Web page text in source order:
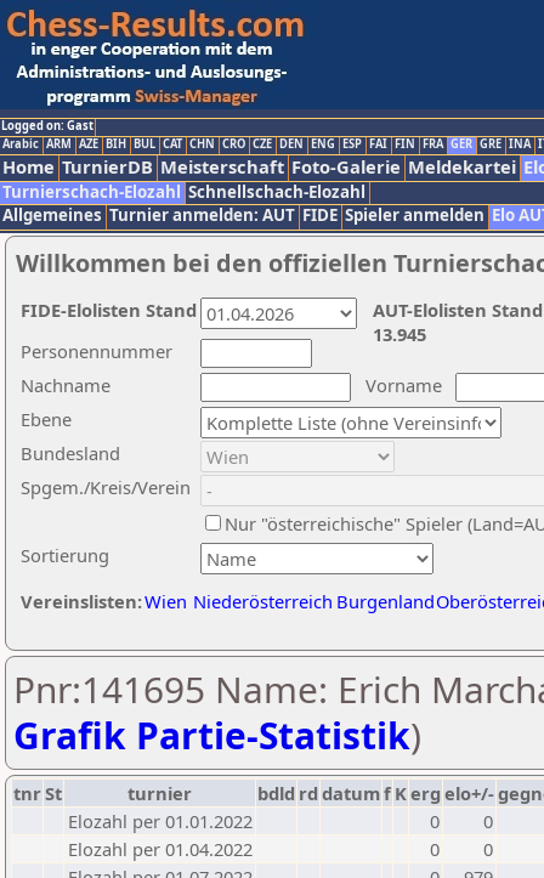
Logged on: Gast
Arabic ARM AZE BIH BUL CAT CHN CRO CZE DEN ENG ESP FAI FIN FRA GER GRE INA
Home TurnierDB Meisterschaft Foto-Galerie Meldekartei
Turnierschach-Elozahl Schnellschach-Elozahl
Allgemeines Turnier anmelden: AUT FIDE Spieler anmelden Elo
Willkommen bei den offiziellen
Nachname
Vorname
Ebene
Sortierung
Personennummer
Bundesland
Spgem./Kreis/Verein
Nur "österreichische" Spieler
Vereinslisten:Wien Niederösterreich Burgenland
AUT-Elolisten
13.945
FIDE-Elolisten Stand
Pnr:141695 Name: Erich
Grafik Partie-Statistik)
tnrSt turnier bdld rd datumf Kerg elo+/-
Elozahl per 01.01.2022
0
0
Elozahl per 01.04.2022
0
0